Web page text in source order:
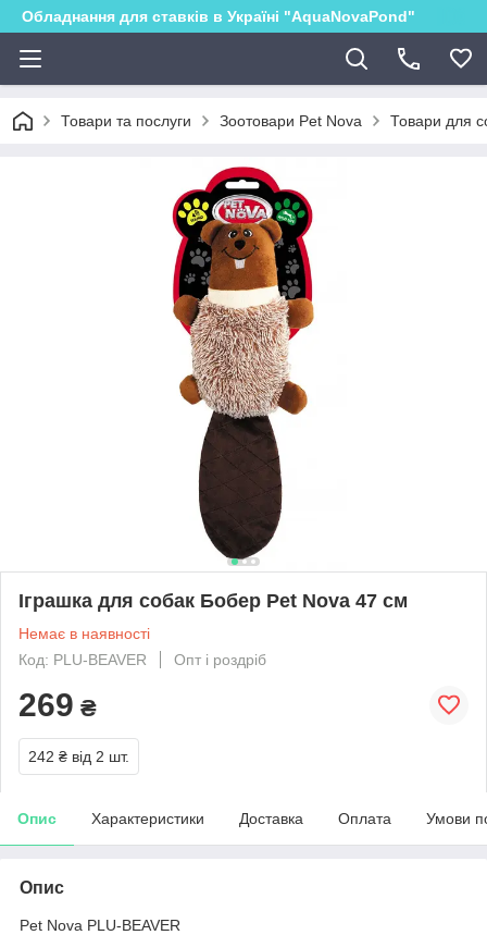
Обладнання для ставків в Україні "AquaNovaPond"
Товари та послуги Зоотовари Pet Nova Товари для
Іграшка для собак Бобер Pet Nova 47 см
Немає в наявності
Код: PLU-BEAVER
Опт і роздріб
269 ₴
242 ₴ від 2 шт.
Опис Характеристики Доставка Оплата Умови
Опис
Pet Nova PLU-BEAVER